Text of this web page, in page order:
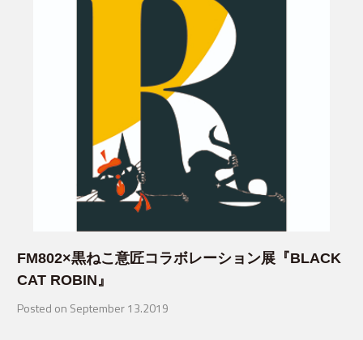
FM802×黒ねこ意匠コラボレーション展『BLACK
CAT ROBIN』
Posted on September 13.2019